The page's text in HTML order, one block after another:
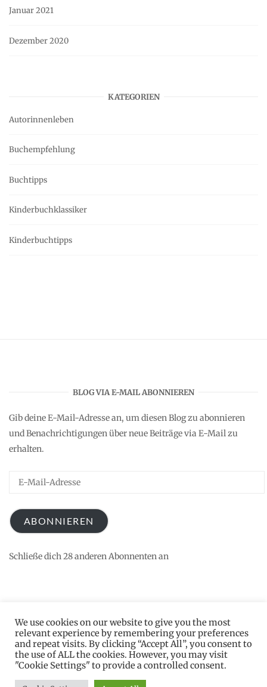
Januar 2021
Dezember 2020
KATEGORIEN
Autorinnenleben
Buchempfehlung
Buchtipps
Kinderbuchklassiker
Kinderbuchtipps
BLOG VIA E-MAIL ABONNIEREN
Gib deine E-Mail-Adresse an, um diesen Blog zu abonnieren
und Benachrichtigungen über neue Beiträge via E-Mail zu
erhalten.
Adresse
ABONNIEREN
Schließe dich 28 anderen Abonnenten an
2026 © Katrin S. Knopp Datenschutz
We use cookies on our website to give you the most
relevant experience by remembering your preferences
and repeat visits. By clicking “Accept All”, you consent to
the use of ALL the cookies. However, you may visit
"Cookie Settings" to provide a controlled consent.